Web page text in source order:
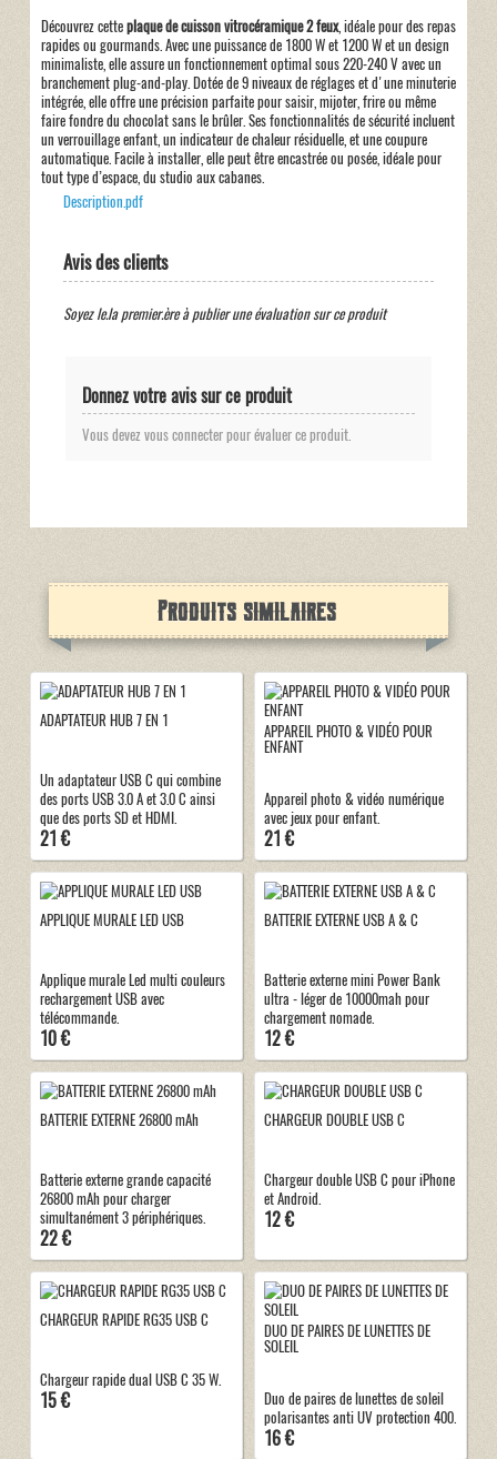
Découvrez cetteplaque de cuisson vitrocéramique 2 feux, idéale pour des repas
rapides ou gourmands. Avec une puissance de 1800 W et 1200 W et un design
minimaliste, elle assure un fonctionnement optimal sous 220-240 V avec un
branchement plug-and-play. Dotée de 9 niveaux de réglages et d'une minuterie
intégrée, elle offre une précision parfaite pour saisir, mijoter, frire ou même
faire fondre du chocolat sans le brûler. Ses fonctionnalités de sécurité incluent
un verrouillage enfant, un indicateur de chaleur résiduelle, et une coupure
automatique. Facile à installer, elle peut être encastrée ou posée, idéale pour
tout type d’espace, du studio aux cabanes.
Description.pdf
Avis des clients
Soyez le.la premier.ère à publier une évaluation sur ce produit
Donnez votre avis sur ce produit
Vous devez vous connecter pour évaluer ce produit.
Produits similaires
ADAPTATEUR HUB 7 EN 1
Un adaptateur USB C qui combine
des ports USB 3.0 A et 3.0 C ainsi
que des ports SD et HDMI.
21 €
APPAREIL PHOTO & VIDÉO POUR
ENFANT
Appareil photo & vidéo numérique
avec jeux pour enfant.
21 €
APPLIQUE MURALE LED USB
Applique murale Led multi couleurs
rechargement USB avec
télécommande.
10 €
BATTERIE EXTERNE USB A & C
Batterie externe mini Power Bank
ultra - léger de 10000mah pour
chargement nomade.
12 €
BATTERIE EXTERNE 26800 mAh
Batterie externe grande capacité
26800 mAh pour charger
simultanément 3 périphériques.
22 €
CHARGEUR DOUBLE USB C
Chargeur double USB C pour iPhone
et Android.
12 €
CHARGEUR RAPIDE RG35 USB C
Chargeur rapide dual USB C 35 W.
15 €
DUO DE PAIRES DE LUNETTES DE
SOLEIL
Duo de paires de lunettes de soleil
polarisantes anti UV protection 400.
16 €